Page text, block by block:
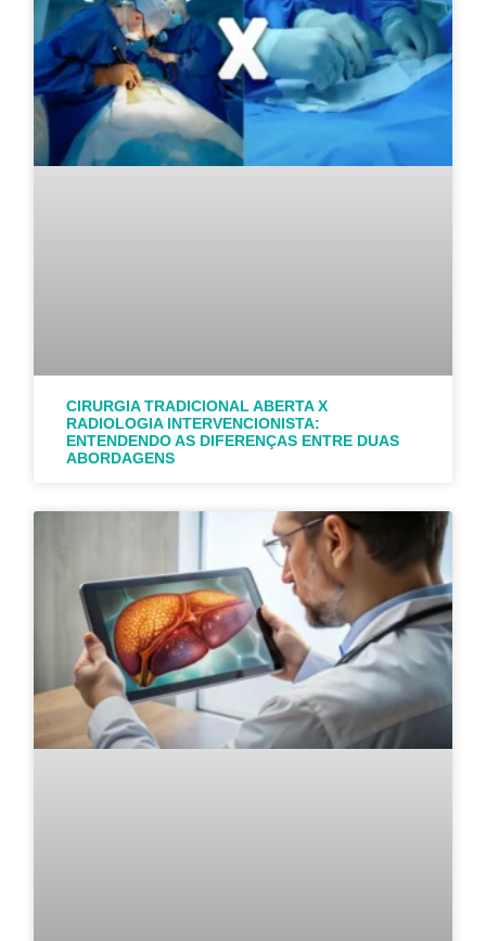
CIRURGIA TRADICIONAL ABERTA X
RADIOLOGIA INTERVENCIONISTA:
ENTENDENDO AS DIFERENÇAS ENTRE DUAS
ABORDAGENS